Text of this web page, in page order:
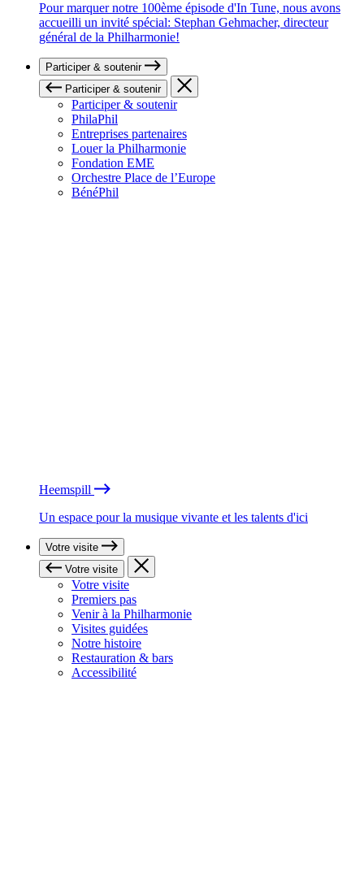
Pour marquer notre 100ème épisode d'In Tune, nous avons
accueilli un invité spécial: Stephan Gehmacher, directeur
général de la Philharmonie!
Participer & soutenir
Participer & soutenir
Participer & soutenir
PhilaPhil
Entreprises partenaires
Louer la Philharmonie
Fondation EME
Orchestre Place de l’Europe
BénéPhil
Heemspill
Un espace pour la musique vivante et les talents d'ici
Votre visite
Votre visite
Votre visite
Premiers pas
Venir à la Philharmonie
Visites guidées
Notre histoire
Restauration & bars
Accessibilité